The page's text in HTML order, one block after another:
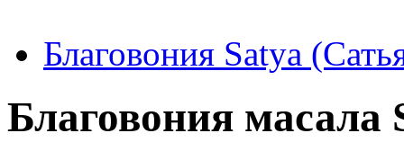
Благовония Satya
Благовония масала